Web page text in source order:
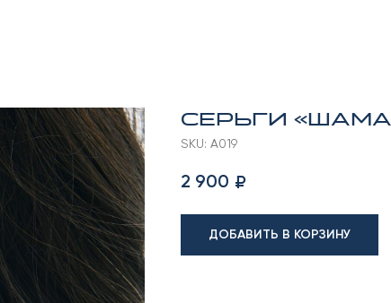
Серьги
SKU: А019
2 900 ₽
ДОБАВИТЬ В КОРЗИНУ